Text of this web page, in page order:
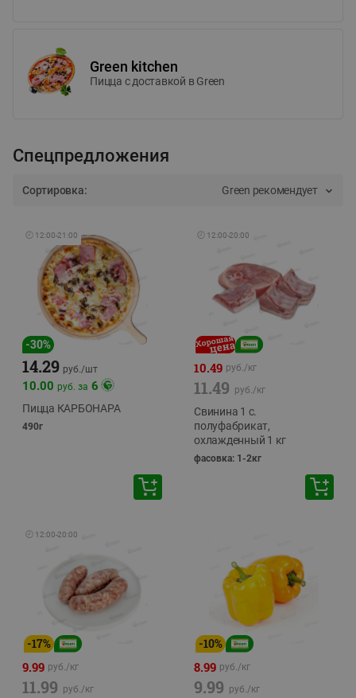
Green kitchen
Пицца c доставкой в Green
Спецпредложения
Сортировка: Green рекомендует
🕘 12:00-21:00
-30%
14.29 руб./шт
10.00 руб. за 6
Пицца КАРБОНАРА
490г
🕘 12:00-20:00
10.49 руб./кг
11.49 руб./кг
Свинина 1 с.
полуфабрикат,
охлажденный 1 кг
фасовка: 1-2кг
🕘 12:00-20:00
-17%
9.99 руб./кг
11.99 руб./кг
-10%
8.99 руб./кг
9.99 руб./кг